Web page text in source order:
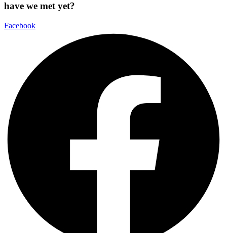
have we met yet?
Facebook